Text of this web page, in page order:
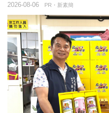
PR・新素簡
2026-08-06